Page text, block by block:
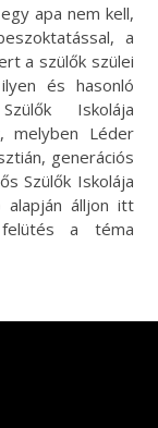
apa nem kell,
a
a szülők szülei
és hasonló
Iskolája
melyben Léder
generációs
Szülők Iskolája
alapján álljon itt
felütés a téma